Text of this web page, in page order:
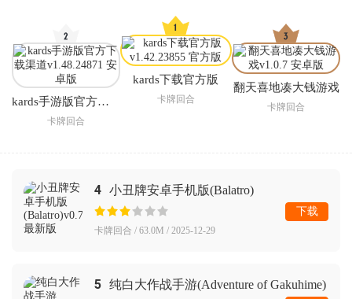
kards手游版官方下载渠道
卡牌回合
kards下载官方版
卡牌回合
翻天喜地凑大钱游戏
卡牌回合
4 小丑牌安卓手机版(Balatro)
卡牌回合 / 63.0M / 2025-12-29
下载
5 纯白大作战手游(Adventure of Gakuhime)